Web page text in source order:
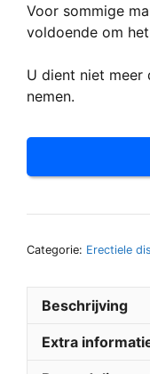
Voor sommige
voldoende om
U dient niet meer
nemen.
Categorie: Erectiele
Beschrijving
Extra